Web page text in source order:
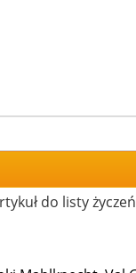
do listy życzeń